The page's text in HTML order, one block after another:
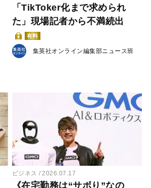
「TikToker化まで求められ
た」現場記者から不満続出
有料
集英社オンライン編集部ニュース班
ビジネス 2026.07.17
《在宅勤務は“サボり”なの